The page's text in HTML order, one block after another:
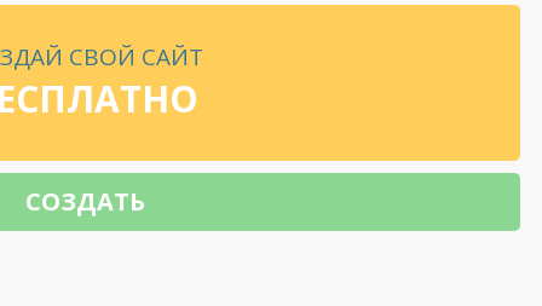
СВОЙ САЙТ
СОЗДАТЬ